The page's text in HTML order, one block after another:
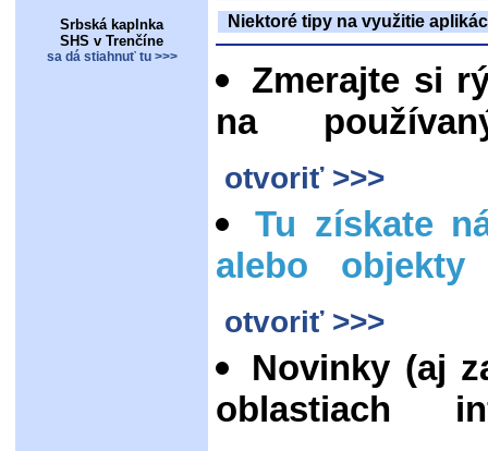
Srbská kaplnka
SHS v Trenčíne
sa dá stiahnuť tu >>>
Niektoré tipy na využitie
Zmerajte si
na
otvoriť >>>
Tu získate
alebo
otvoriť >>>
Novinky (aj
oblastiach